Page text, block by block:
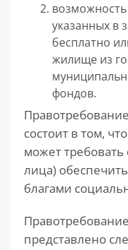
указанных в
бесплатно
жилище из
фондов.
состоит в том,
может требовать
лица)
благами
представлено